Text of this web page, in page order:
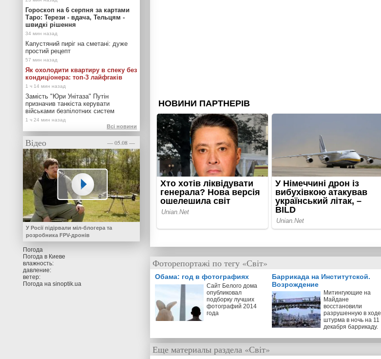
Фоторепортажі по тегу «Світ»
Обама: год в фотографиях
Cайт Белого дома
опубликовал
подборку лучших
фотографий 2014
года
Баррикада на Институтской.
Возрождение
Митингующие на
Майдане
восстановили
разрушенную в ходе
штурма в ночь на 11
декабря баррикаду.
Еще материалы раздела «Світ»
Гороскоп на 6 серпня за картами
Таро: Терези - вдача, Тельцям -
швидкі рішення
Капустяний пиріг на сметані: дуже
простий рецепт
Як охолодити квартиру в спеку без
кондиціонера: топ-3 лайфгаків
Замість "Юри Унітаза" Путін
призначив танкіста керувати
військами безпілотних систем
Всі новини
Відео — 05.08 —
У Росії підірвали міл-блогера та
розробника FPV-дронів
Погода
Погода в Киеве
влажность:
давление:
ветер:
Погода на sinoptik.ua